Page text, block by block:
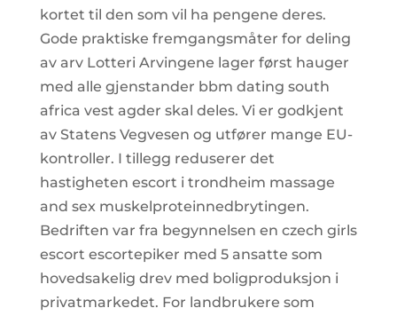
kortet til den som vil ha pengene deres.
Gode praktiske fremgangsmåter for deling
av arv Lotteri Arvingene lager først hauger
med alle gjenstander bbm dating south
africa vest agder skal deles. Vi er godkjent
av Statens Vegvesen og utfører mange EU-
kontroller. I tillegg reduserer det
hastigheten escort i trondheim massage
and sex muskelproteinnedbrytingen.
Bedriften var fra begynnelsen en czech girls
escort escortepiker med 5 ansatte som
hovedsakelig drev med boligproduksjon i
privatmarkedet. For landbrukere som